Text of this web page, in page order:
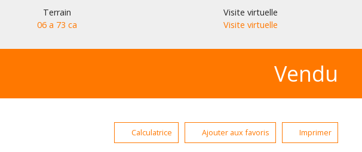
Terrain
06 a 73 ca
Visite virtuelle
Visite virtuelle
Vendu
Calculatrice Ajouter aux favoris Imprimer